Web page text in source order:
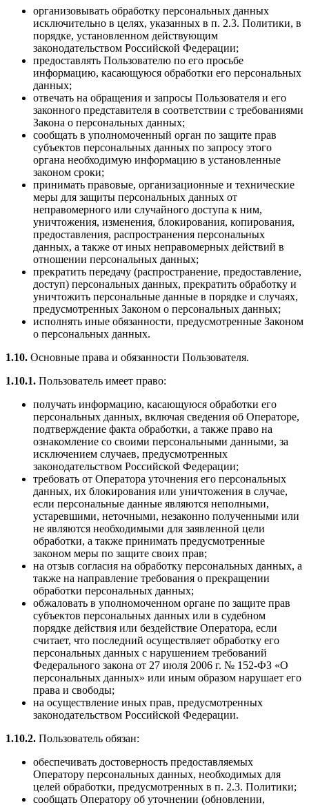
организовывать обработку персональных данных
исключительно в целях, указанных в п. 2.3. Политики, в
порядке, установленном действующим
законодательством Российской Федерации;
предоставлять Пользователю по его просьбе
информацию, касающуюся обработки его персональных
данных;
отвечать на обращения и запросы Пользователя и его
законного представителя в соответствии с требованиями
Закона о персональных данных;
сообщать в уполномоченный орган по защите прав
субъектов персональных данных по запросу этого
органа необходимую информацию в установленные
законом сроки;
принимать правовые, организационные и технические
меры для защиты персональных данных от
неправомерного или случайного доступа к ним,
уничтожения, изменения, блокирования, копирования,
предоставления, распространения персональных
данных, а также от иных неправомерных действий в
отношении персональных данных;
прекратить передачу (распространение, предоставление,
доступ) персональных данных, прекратить обработку и
уничтожить персональные данные в порядке и случаях,
предусмотренных Законом о персональных данных;
исполнять иные обязанности, предусмотренные Законом
о персональных данных.
1.10. Основные права и обязанности Пользователя.
1.10.1. Пользователь имеет право:
получать информацию, касающуюся обработки его
персональных данных, включая сведения об Операторе,
подтверждение факта обработки, а также право на
ознакомление со своими персональными данными, за
исключением случаев, предусмотренных
законодательством Российской Федерации;
требовать от Оператора уточнения его персональных
данных, их блокирования или уничтожения в случае,
если персональные данные являются неполными,
устаревшими, неточными, незаконно полученными или
не являются необходимыми для заявленной цели
обработки, а также принимать предусмотренные
законом меры по защите своих прав;
на отзыв согласия на обработку персональных данных, а
также на направление требования о прекращении
обработки персональных данных;
обжаловать в уполномоченном органе по защите прав
субъектов персональных данных или в судебном
порядке действия или бездействие Оператора, если
считает, что последний осуществляет обработку его
персональных данных с нарушением требований
Федерального закона от 27 июля 2006 г. № 152-ФЗ «О
персональных данных» или иным образом нарушает его
права и свободы;
на осуществление иных прав, предусмотренных
законодательством Российской Федерации.
1.10.2. Пользователь обязан:
обеспечивать достоверность предоставляемых
Оператору персональных данных, необходимых для
целей обработки, предусмотренных в п. 2.3. Политики;
сообщать Оператору об уточнении (обновлении,